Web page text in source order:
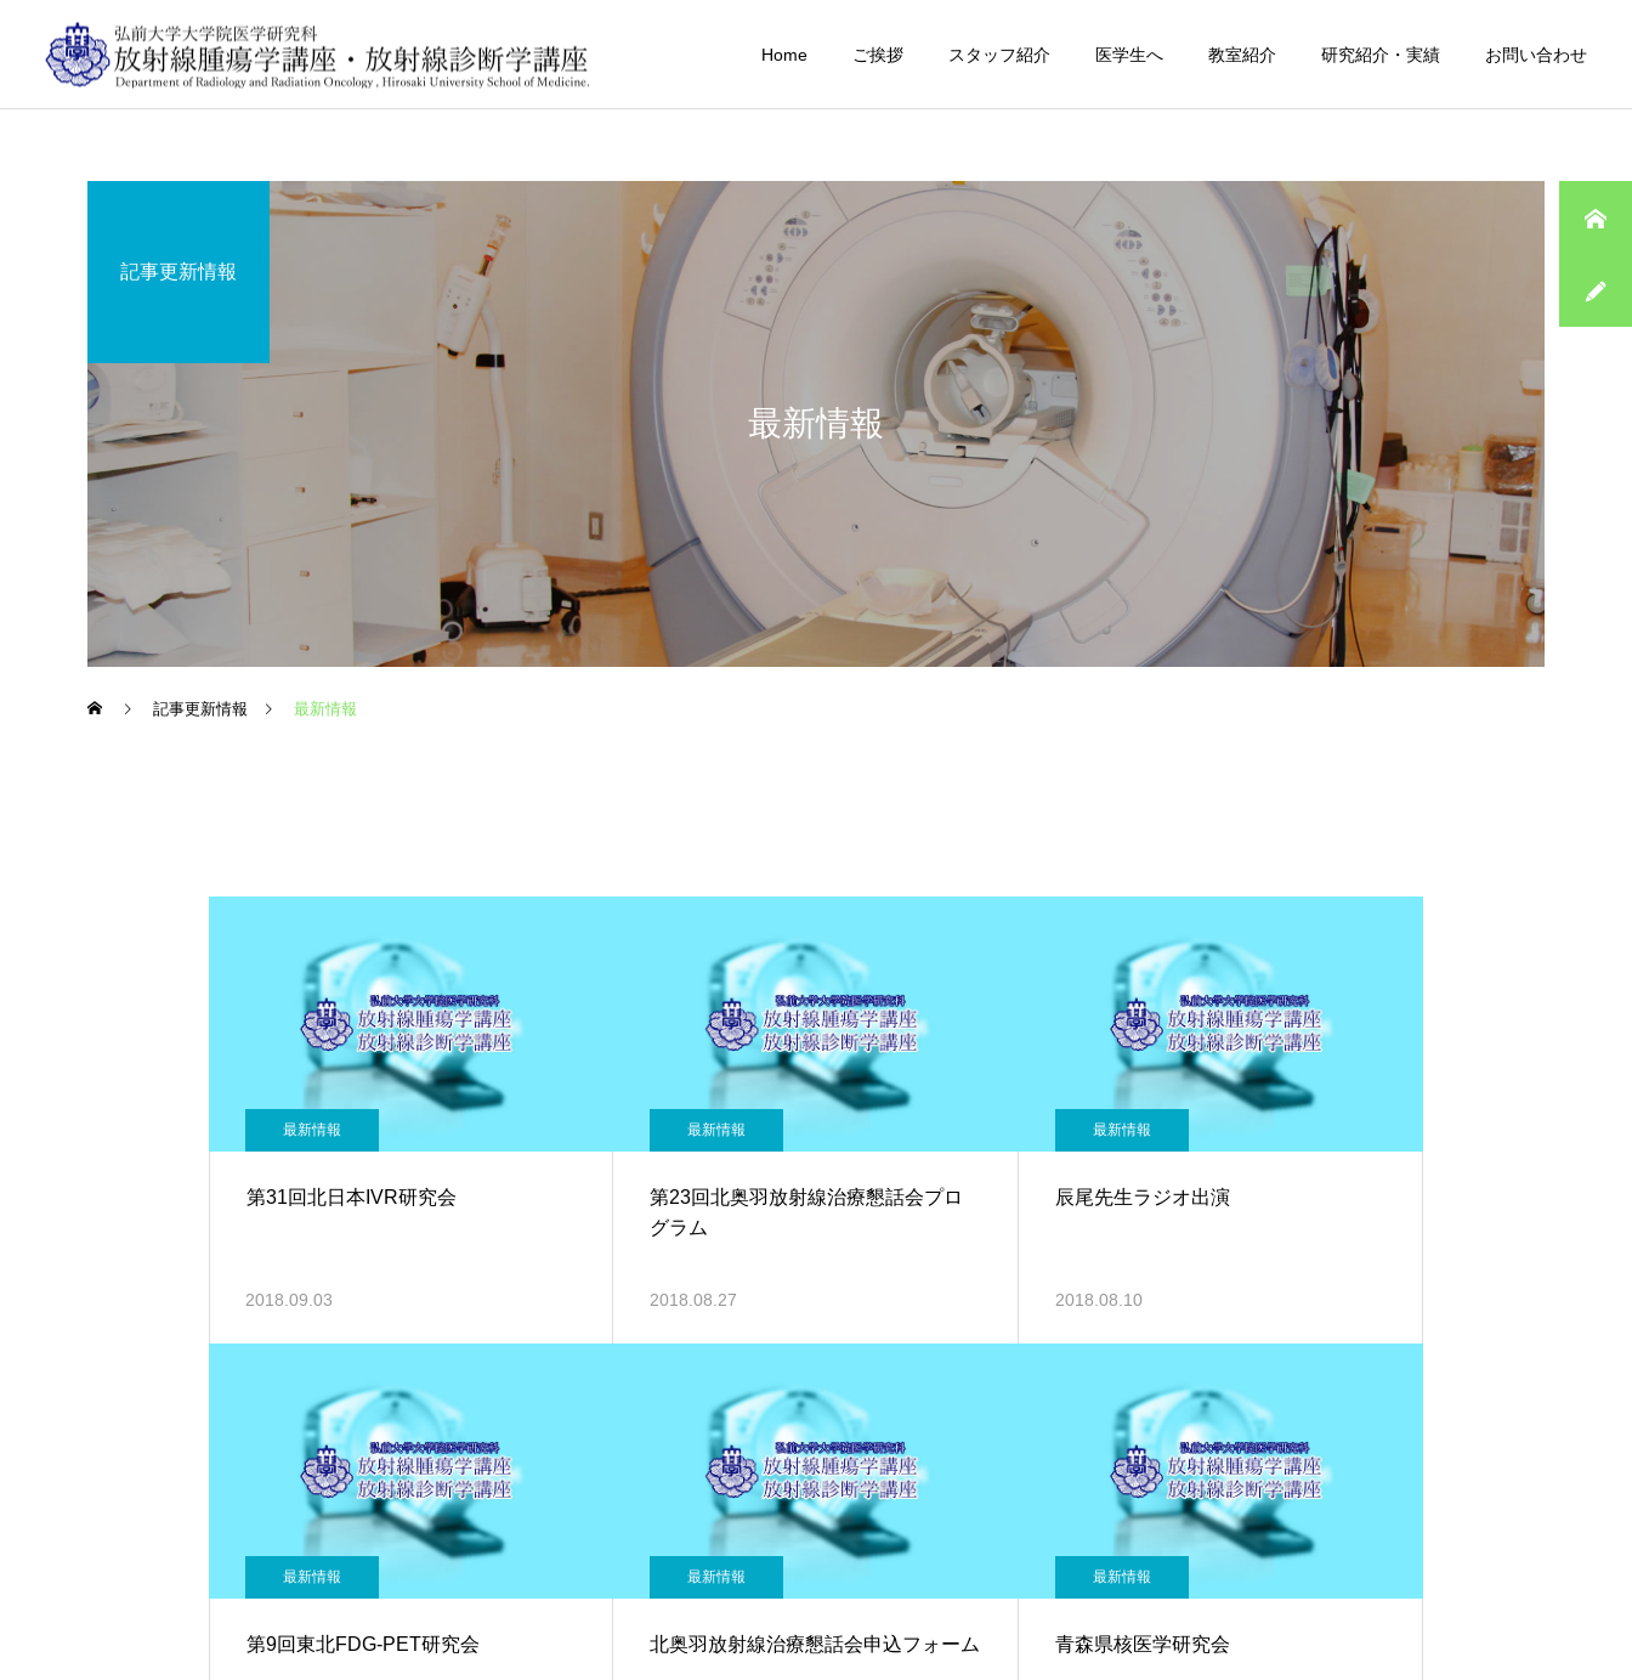
Home ご挨拶 スタッフ紹介 医学生へ 教室紹介 研究紹介・実績 お問い合わせ
最新情報
記事更新情報
記事更新情報 最新情報
最新情報
第31回北日本IVR研究会
2018.09.03
最新情報
第23回北奥羽放射線治療懇話会プロ
グラム
2018.08.27
最新情報
辰尾先生ラジオ出演
2018.08.10
最新情報
第9回東北FDG-PET研究会
最新情報
北奥羽放射線治療懇話会申込フォーム
最新情報
青森県核医学研究会